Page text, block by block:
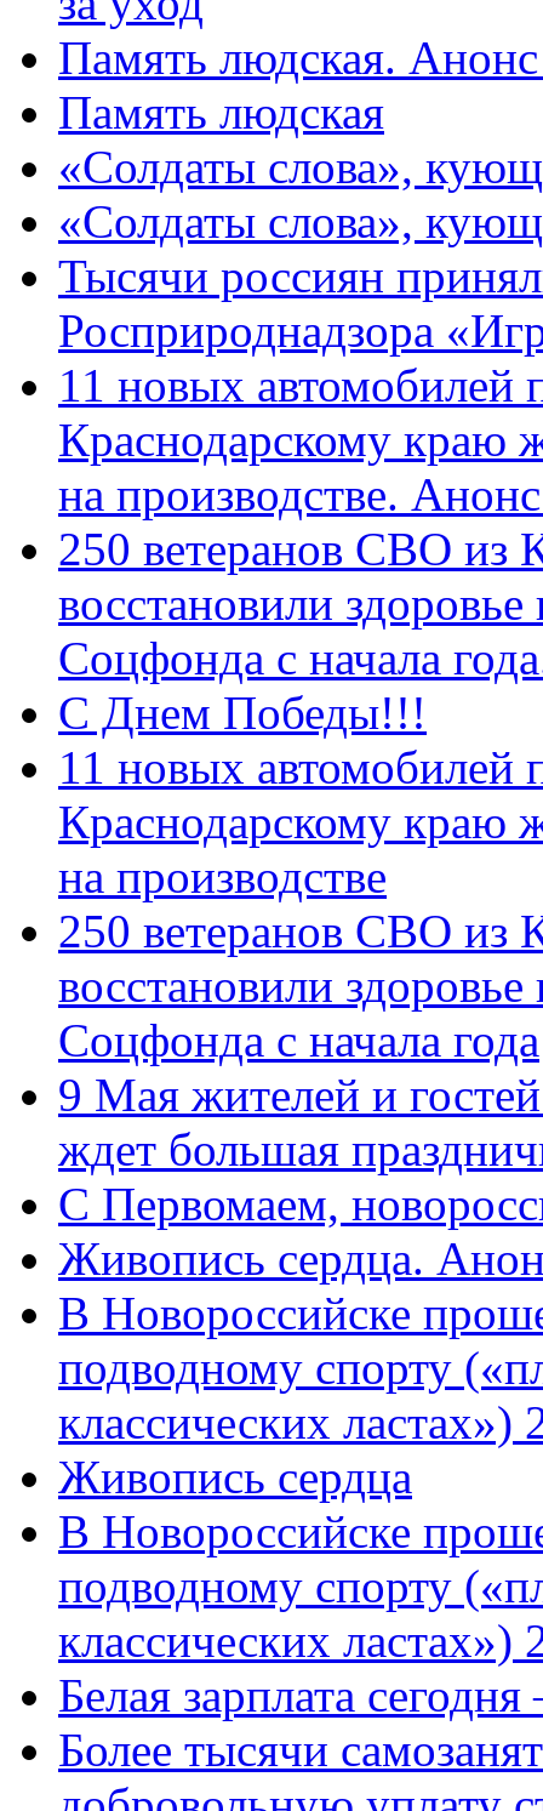
Память людская.
Память людская
«Солдаты слова»,
«Солдаты слова»,
Тысячи россиян
Росприроднадзора
11 новых автомобилей
Краснодарскому краю
на производстве.
250 ветеранов СВО из
восстановили
Соцфонда с начала
С Днем Победы!!!
11 новых автомобилей
Краснодарскому краю
на производстве
250 ветеранов СВО из
восстановили
Соцфонда с начала года
9 Мая жителей и
ждет большая
C Первомаем,
Живопись сердца.
В Новороссийске
подводному спорту
классических
Живопись сердца
В Новороссийске
подводному спорту
классических ластах»)
Белая зарплата
Более тысячи